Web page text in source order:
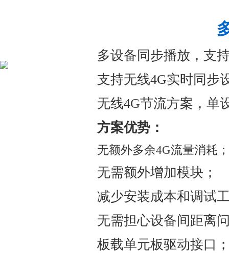
多设备同步播放，支
支持无线4G实时同步
无线4G节流方案，单
方案优势：
无额外多余4G流量消耗；
无需额外增加模块；
减少安装成本和调试
无需担心设备间距离
板载单元板驱动接口